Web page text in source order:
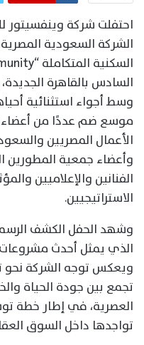
احتفلت شركة وينفسيتور
الشركة السعودية
السادس بالقاهرة
وسط أجواء استثنائية
موسع ضم عددًا من أعضاء
الأعمال المصريين
وأعضاء جمعية المطورين
الفنانين والإعلاميين
الاستراتيجيين.
وشهد الحفل الكشف
الذي يمثل أحدث
ويعكس توجه الشركة نحو
تجمع بين جودة الحياة
العصرية، في إطار خطة
تواجدها داخل السوق